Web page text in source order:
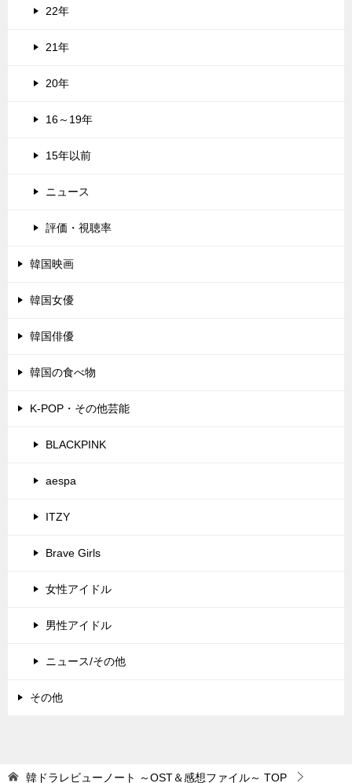
22年
21年
20年
16～19年
15年以前
ニュース
評価・視聴率
韓国映画
韓国女優
韓国俳優
韓国の食べ物
K-POP・その他芸能
BLACKPINK
aespa
ITZY
Brave Girls
女性アイドル
男性アイドル
ニュース/その他
その他
韓ドラレビューノート ～OST＆感想ファイル～ TOP